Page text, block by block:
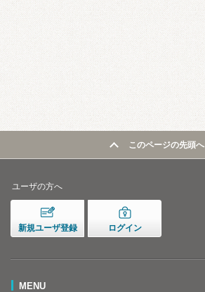
このページの先頭へ
ユーザの方へ
新規ユーザ登録 ログイン
MENU